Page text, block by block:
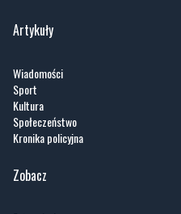
Sport
Kronika policyjna
Zobacz
Nasze HotSpoty